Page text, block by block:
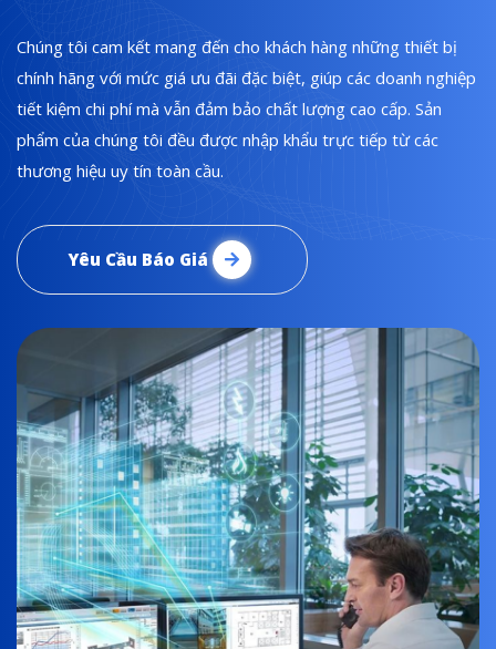
Chúng tôi cam kết mang đến cho khách hàng những thiết bị
chính hãng với mức giá ưu đãi đặc biệt, giúp các doanh nghiệp
tiết kiệm chi phí mà vẫn đảm bảo chất lượng cao cấp. Sản
phẩm của chúng tôi đều được nhập khẩu trực tiếp từ các
thương hiệu uy tín toàn cầu.
Yêu Cầu Báo Giá